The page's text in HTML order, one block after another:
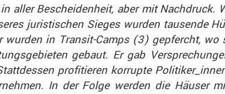
Beschei­den­heit, aber mit Nachdruck.
juris­ti­schen Sieges wurden tausende
in Transit-Camps (3) gepfercht, wo
gebaut. Er gab
profi­tieren korrupte
In der Folge werden die Häuser